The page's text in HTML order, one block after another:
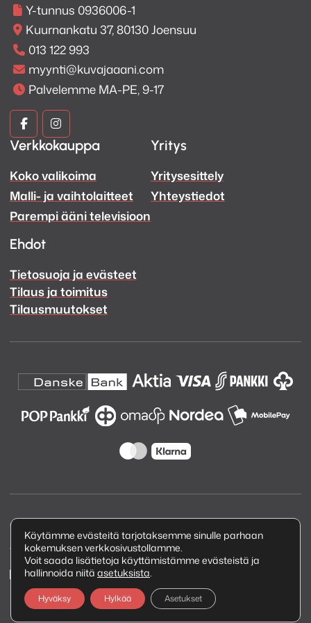
vuoden takuun, kunhan kuluttaja
muistaa mennä
rekisteröimään tuotteensa
kuukauden kuluessa ostopäivästä
fi/5ywarranty
Y-tunnus 0936006-1
Kuurnankatu 37, 80130 Joensuu
013 122 993
myynti@kuvajaaani.com
Palvelemme MA-PE, 9-17
Kuva
ja
Ääni
Facebook
Kuva
ja
Ääni
Instagram
Verkkokauppa
Koko valikoima
Malli- ja vaihtolaitteet
Parempi ääni televisioon
Yritys
Yritysesittely
Yhteystiedot
Ehdot
Tietosuoja ja evästeet
Tilaus ja toimitus
Tilausmuutokset
Copyright © 2026 Kuva ja Ääni Oy
Tietosuojaseloste
Käytämme evästeitä tarjotaksemme sinulle parhaan
kokemuksen verkkosivustollamme.
Voit saada lisätietoja käyttämistämme evästeistä ja
hallinnoida niitä asetuksista.
Hyväksy Hylkää Asetukset